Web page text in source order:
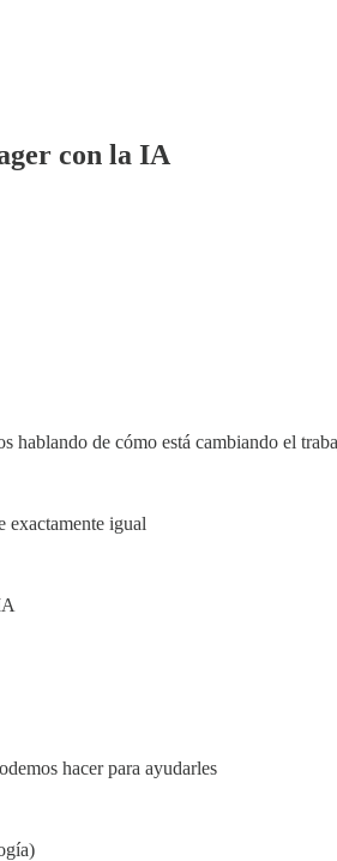
con la IA
hablando de cómo está cambiando el
exactamente igual
hacer para ayudarles